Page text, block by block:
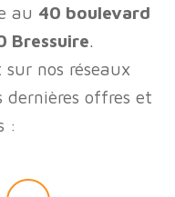
au 40 boulevard
Bressuire.
nos réseaux
dernières offres et
: